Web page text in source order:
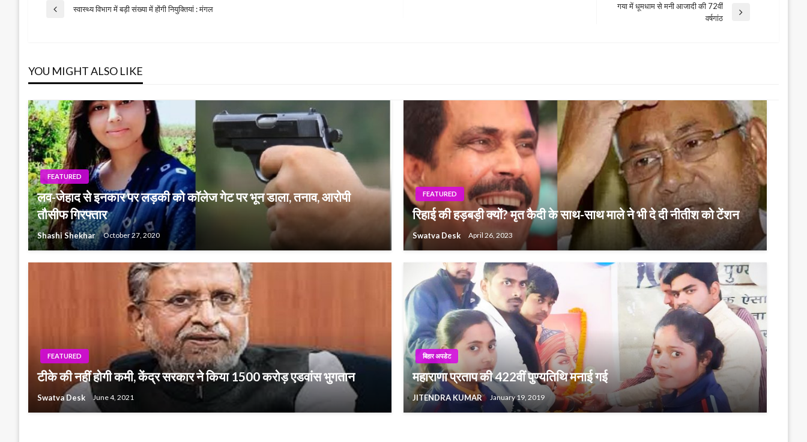
Post
Previous
स्वास्थ्य विभाग में बड़ी संख्या में होंगी नियुक्तियां : मंगल
गया में धूमधाम से मनी आजादी की 72वीं
वर्षगांठ
YOU MIGHT ALSO LIKE
FEATURED
लव-जेहाद से इनकार पर लड़की को कॉलेज गेट पर भून डाला, तनाव, आरोपी
तौसीफ गिरफ्तार
Shashi Shekhar October 27, 2020
FEATURED
रिहाई की हड़बड़ी क्यों? मृत कैदी के साथ-साथ माले ने भी दे दी नीतीश को टेंशन
Swatva Desk April 26, 2023
FEATURED
टीके की नहीं होगी कमी, केंद्र सरकार ने किया 1500 करोड़ एडवांस भुगतान
Swatva Desk June 4, 2021
बिहार अपडेट
महाराणा प्रताप की 422वीं पुण्यतिथि मनाई गई
JITENDRA KUMAR January 19, 2019